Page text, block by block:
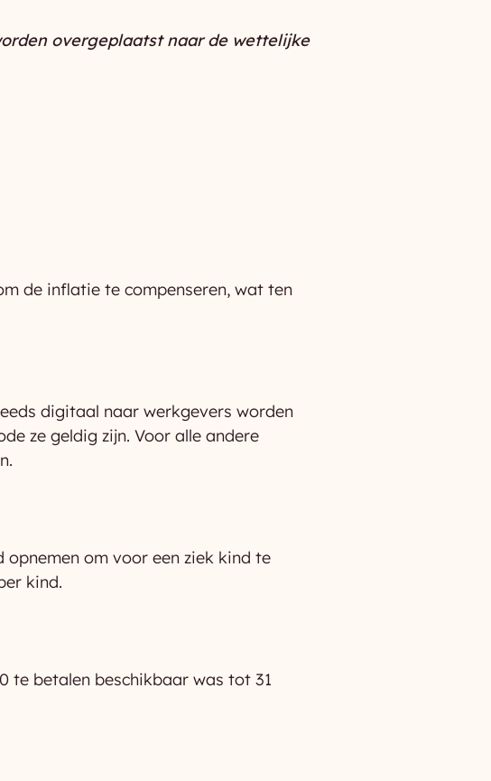
overgeplaatst naar de wettelijke
de inflatie te compenseren, wat ten
digitaal naar werkgevers worden
ze geldig zijn. Voor alle andere
om voor een ziek kind te
kind.
te betalen beschikbaar was tot 31